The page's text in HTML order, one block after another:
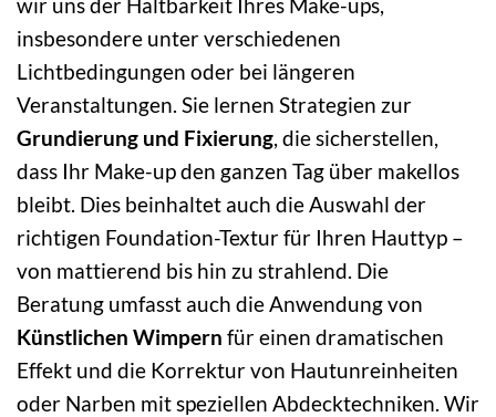
insbesondere unter verschiedenen
Lichtbedingungen oder bei längeren
Veranstaltungen. Sie lernen Strategien zur
Grundierung und Fixierung, die sicherstellen,
dass Ihr Make-up den ganzen Tag über makellos
bleibt. Dies beinhaltet auch die Auswahl der
richtigen Foundation-Textur für Ihren Hauttyp –
von mattierend bis hin zu strahlend. Die
Beratung umfasst auch die Anwendung von
Künstlichen Wimpern für einen dramatischen
Effekt und die Korrektur von Hautunreinheiten
oder Narben mit speziellen Abdecktechniken. Wir